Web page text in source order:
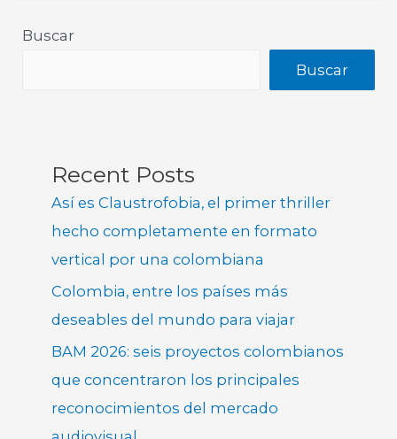
Buscar
Buscar
Recent Posts
Así es Claustrofobia, el primer thriller
hecho completamente en formato
vertical por una colombiana
Colombia, entre los países más
deseables del mundo para viajar
BAM 2026: seis proyectos colombianos
que concentraron los principales
reconocimientos del mercado